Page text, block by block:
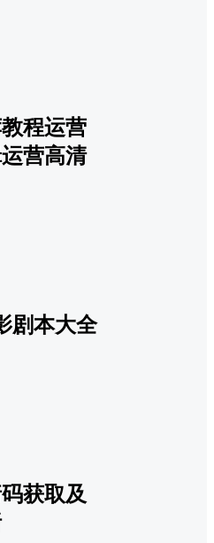
程运营
营高清
剧本大全
获取及